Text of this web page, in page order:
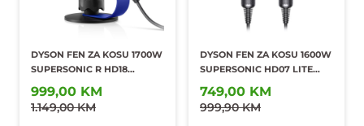
DYSON FEN ZA KOSU 1700W
SUPERSONIC R HD18
PROFESIONAL 36314
999,00 KM
1.149,00 KM
DYSON FEN ZA KOSU 1600W
SUPERSONIC HD07 LITE
BLACK NICKEL
749,00 KM
999,90 KM